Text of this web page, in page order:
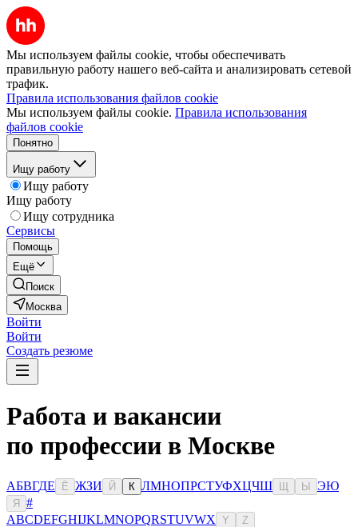
Мы используем файлы cookie, чтобы обеспечивать
правильную работу нашего веб-сайта и анализировать сетевой
трафик.
Правила использования файлов cookie
Мы используем файлы cookie. Правила использования
файлов cookie
Понятно
Ищу работу
Ищу работу
Ищу работу
Ищу сотрудника
Сервисы
Помощь
Ещё
Поиск
Москва
Войти
Войти
Создать резюме
Работа и вакансии
по профессии в Москве
АБВГДЕ Ё ЖЗИ Й К ЛМНОПРСТУФХЦЧШ Ы ЭЮ
Я
#
ABCDEFGHIJKLMNOPQRSTUVWX Y Z